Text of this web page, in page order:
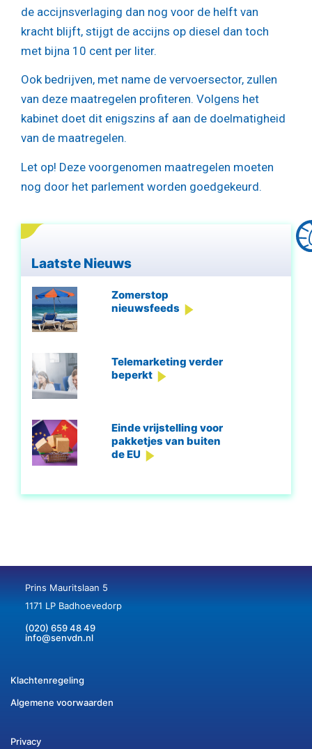
de accijnsverlaging dan nog voor de helft van
kracht blijft, stijgt de accijns op diesel dan toch
met bijna 10 cent per liter.
Ook bedrijven, met name de vervoersector, zullen
van deze maatregelen profiteren. Volgens het
kabinet doet dit enigszins af aan de doelmatigheid
van de maatregelen.
Let op! Deze voorgenomen maatregelen moeten
nog door het parlement worden goedgekeurd.
Laatste Nieuws
Zomerstop
nieuwsfeeds
Telemarketing verder
beperkt
Einde vrijstelling voor
pakketjes van buiten
de EU
Prins Mauritslaan 5
1171 LP Badhoevedorp
(020) 659 48 49
info@senvdn.nl
Klachtenregeling
Algemene voorwaarden
Privacy